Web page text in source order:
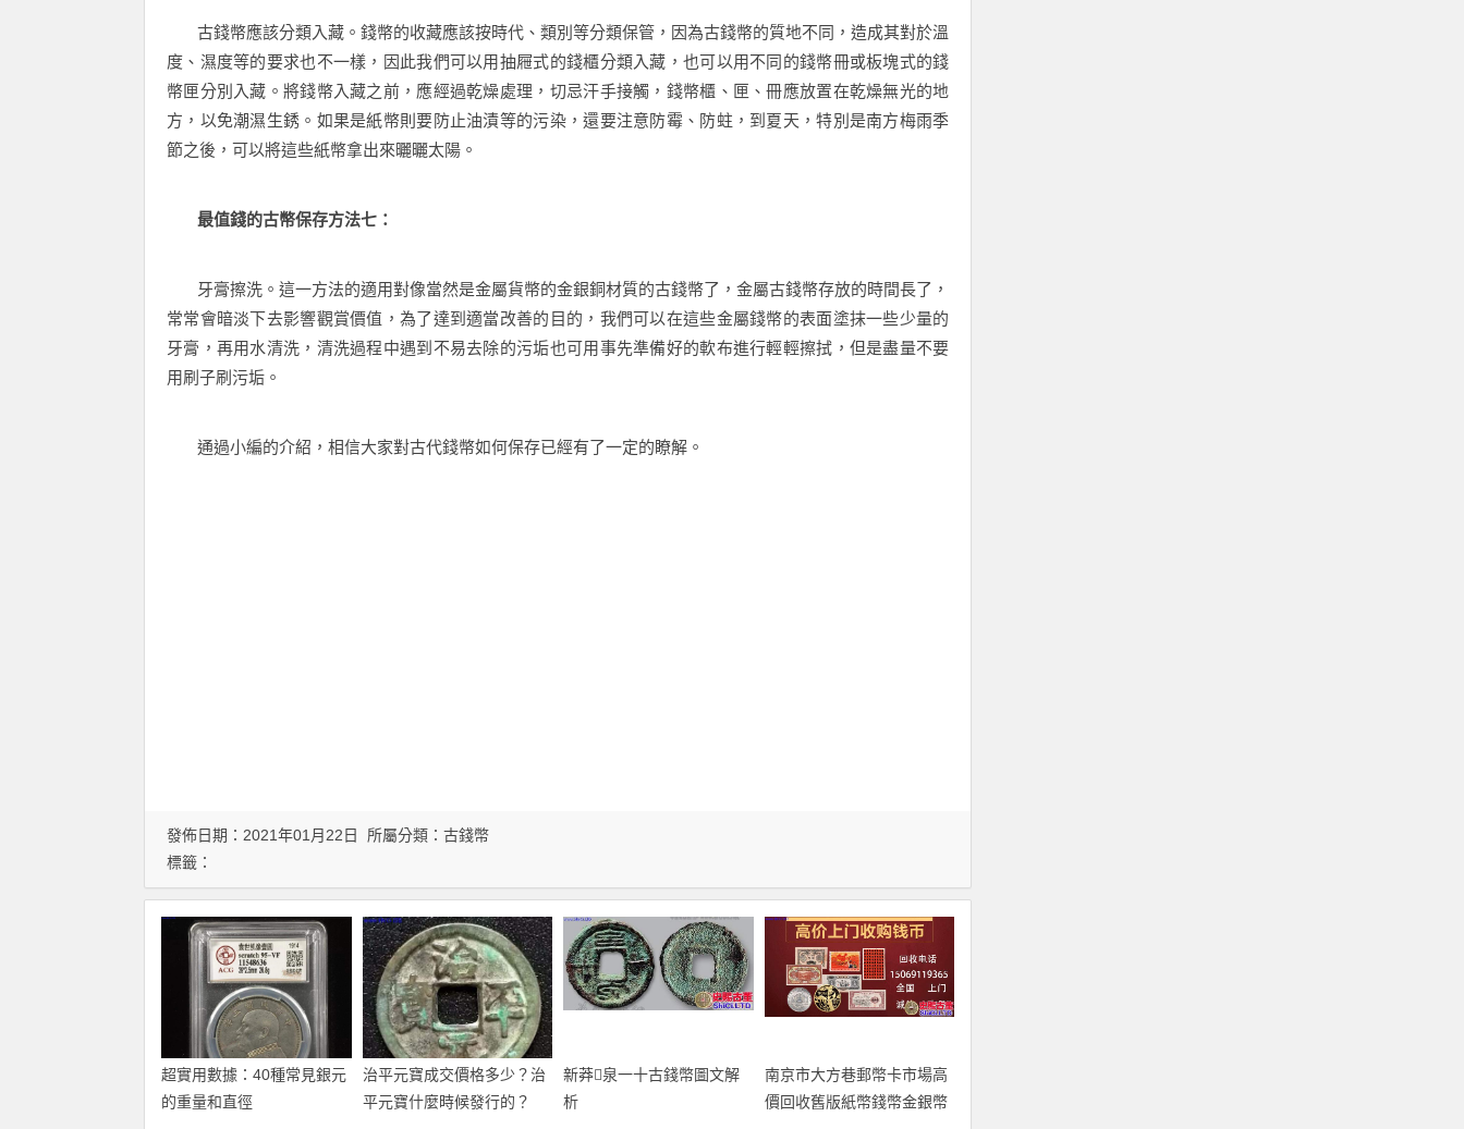
古錢幣應該分類入藏。錢幣的收藏應該按時代、類別等分類保管，因為古錢幣的質地不同，造成其對於溫
度、濕度等的要求也不一樣，因此我們可以用抽屜式的錢櫃分類入藏，也可以用不同的錢幣冊或板塊式的錢
幣匣分別入藏。將錢幣入藏之前，應經過乾燥處理，切忌汗手接觸，錢幣櫃、匣、冊應放置在乾燥無光的地
方，以免潮濕生銹。如果是紙幣則要防止油漬等的污染，還要注意防霉、防蛀，到夏天，特別是南方梅雨季
節之後，可以將這些紙幣拿出來曬曬太陽。
最值錢的古幣保存方法七：
牙膏擦洗。這一方法的適用對像當然是金屬貨幣的金銀銅材質的古錢幣了，金屬古錢幣存放的時間長了，
常常會暗淡下去影響觀賞價值，為了達到適當改善的目的，我們可以在這些金屬錢幣的表面塗抹一些少量的
牙膏，再用水清洗，清洗過程中遇到不易去除的污垢也可用事先準備好的軟布進行輕輕擦拭，但是盡量不要
用刷子刷污垢。
通過小編的介紹，相信大家對古代錢幣如何保存已經有了一定的瞭解。
發佈日期：2021年01月22日 所屬分類： 古錢幣
標籤：
超實用數據：40種常見銀元
的重量和直徑
治平元寶成交價格多少？治
平元寶什麼時候發行的？
新莽泉一十古錢幣圖文解
析
南京市大方巷郵幣卡市場高
價回收舊版紙幣錢幣金銀幣